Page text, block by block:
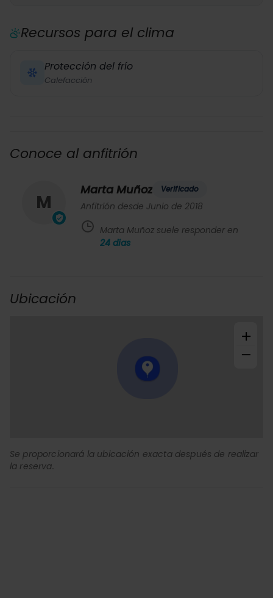
Recursos para el clima
Protección del frío
Calefacción
Conoce al anfitrión
M
Marta Muñoz Verificado
Anfitrión desde Junio de 2018
Marta Muñoz suele responder en
24 dias
Ubicación
+
−
Se proporcionará la ubicación exacta después de realizar
la reserva.